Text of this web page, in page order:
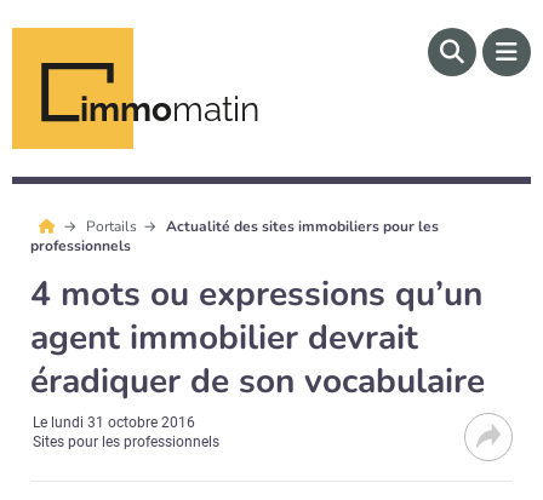
immomatin
Portails
Actualité des sites immobiliers pour les
professionnels
4 mots ou expressions qu’un
agent immobilier devrait
éradiquer de son vocabulaire
Le lundi 31 octobre 2016
Sites pour les professionnels